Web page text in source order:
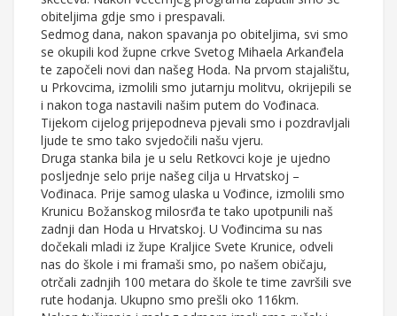
obiteljima gdje smo i prespavali.
Sedmog dana, nakon spavanja po obiteljima, svi smo
se okupili kod župne crkve Svetog Mihaela Arkanđela
te započeli novi dan našeg Hoda. Na prvom stajalištu,
u Prkovcima, izmolili smo jutarnju molitvu, okrijepili se
i nakon toga nastavili našim putem do Vođinaca.
Tijekom cijelog prijepodneva pjevali smo i pozdravljali
ljude te smo tako svjedočili našu vjeru.
Druga stanka bila je u selu Retkovci koje je ujedno
posljednje selo prije našeg cilja u Hrvatskoj –
Vođinaca. Prije samog ulaska u Vođince, izmolili smo
Krunicu Božanskog milosrđa te tako upotpunili naš
zadnji dan Hoda u Hrvatskoj. U Vođincima su nas
dočekali mladi iz župe Kraljice Svete Krunice, odveli
nas do škole i mi framaši smo, po našem običaju,
otrčali zadnjih 100 metara do škole te time završili sve
rute hodanja. Ukupno smo prešli oko 116km.